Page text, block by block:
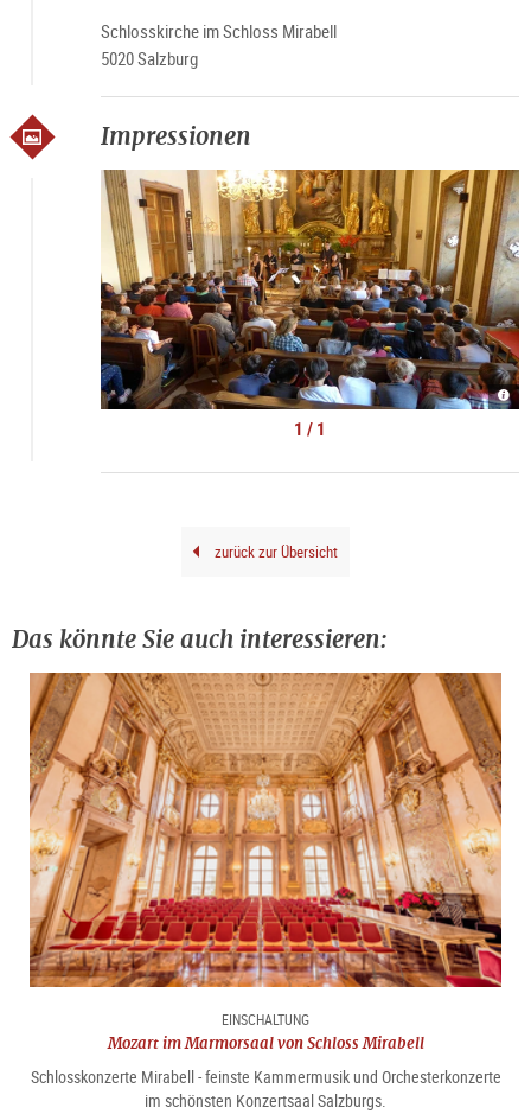
Schlosskirche im Schloss Mirabell
5020 Salzburg
Impressionen
©
1 / 1
zurück zur Übersicht
Das könnte Sie auch interessieren:
EINSCHALTUNG
Mozart im Marmorsaal von Schloss Mirabell
Schlosskonzerte Mirabell - feinste Kammermusik und Orchesterkonzerte
im schönsten Konzertsaal Salzburgs.